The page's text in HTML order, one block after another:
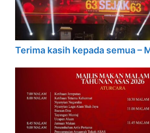
Terima kasih kepada semua –